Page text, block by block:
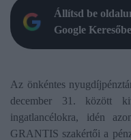
Állítsd be
Google
Az önkéntes
december 31. között
ingatlancélokra, idén
GRANTIS szakértői a